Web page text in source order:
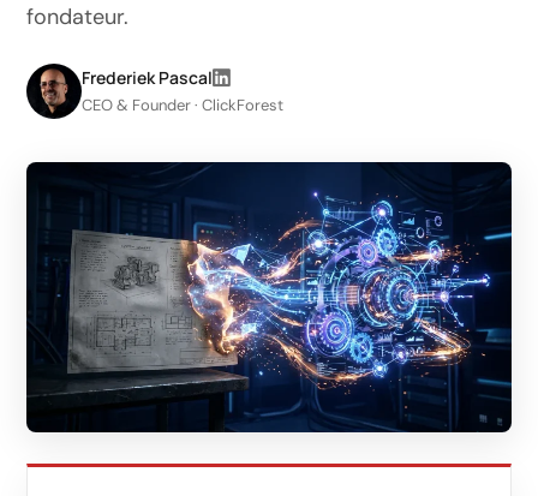
CRO
LinkedIn
Génération de leads B2B
Shopify e-commerce
Création de boutique
Ventes WhatsApp
Gestion & support
IA pour la croissance
Agents IA
Marketing automation
fondateur.
Frederiek Pascal
CEO & Founder · ClickForest